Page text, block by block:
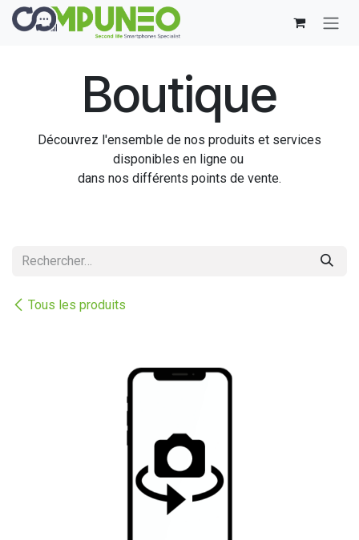
Se rendre au contenu
Boutique
Découvrez l'ensemble de nos produits et services
disponibles en ligne ou
dans nos différents points de vente.
Tous les produits